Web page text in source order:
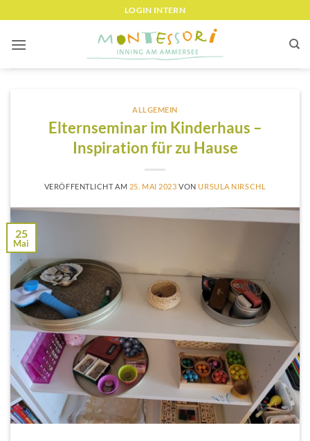
springen
LOGIN INTERN
ALLGEMEIN
Elternseminar im Kinderhaus –
Inspiration für zu Hause
VERÖFFENTLICHT AM 25. MAI 2023 VONURSULA NIRSCHL
25
Mai